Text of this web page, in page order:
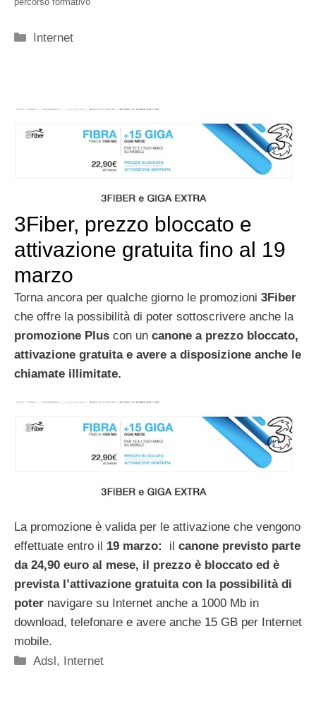
Categorie
Internet
3Fiber, prezzo bloccato e
attivazione gratuita fino al 19
marzo
Torna ancora per qualche giorno le promozioni 3Fiber
che offre la possibilità di poter sottoscrivere anche la
promozione Plus con un canone a prezzo bloccato,
attivazione gratuita e avere a disposizione anche le
chiamate illimitate.
La promozione è valida per le attivazione che vengono
effettuate entro il 19 marzo: il canone previsto parte
da 24,90 euro al mese, il prezzo è bloccato ed è
prevista l’attivazione gratuita con la possibilità di
poter navigare su Internet anche a 1000 Mb in
download, telefonare e avere anche 15 GB per Internet
mobile.
Categorie
Adsl, Internet